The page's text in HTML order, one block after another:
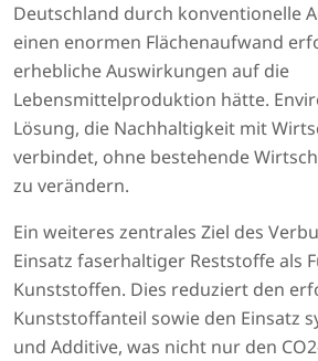
Deutschland durch konventionelle
einen enormen Flächenaufwand
erhebliche Auswirkungen auf die
Lebensmittelproduktion hätte.
Lösung, die Nachhaltigkeit mit
verbindet, ohne bestehende
zu verändern.
Ein weiteres zentrales Ziel des
Einsatz faserhaltiger Reststoffe als
Kunststoffen. Dies reduziert den
Kunststoffanteil sowie den Einsatz
und Additive, was nicht nur den